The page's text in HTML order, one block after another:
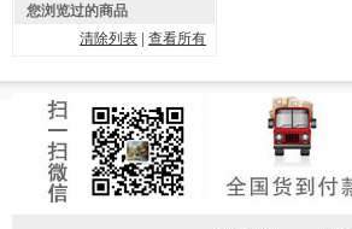
您浏览过的商品
清除列表 |查看所有